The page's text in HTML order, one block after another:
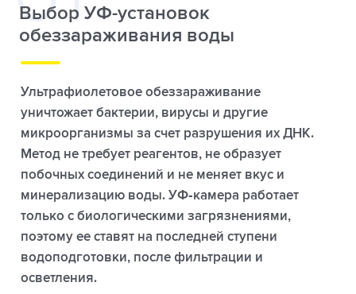
Выбор УФ-установок
обеззараживания воды
Ультрафиолетовое обеззараживание
уничтожает бактерии, вирусы и другие
микроорганизмы за счет разрушения их ДНК.
Метод не требует реагентов, не образует
побочных соединений и не меняет вкус и
минерализацию воды. УФ‑камера работает
только с биологическими загрязнениями,
поэтому ее ставят на последней ступени
водоподготовки, после фильтрации и
осветления.